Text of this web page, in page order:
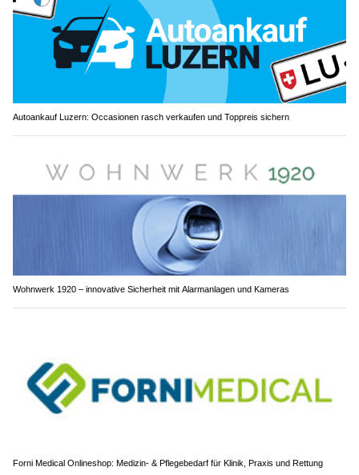
Autoankauf Luzern: Occasionen rasch verkaufen und Toppreis sichern
Wohnwerk 1920 – innovative Sicherheit mit Alarmanlagen und Kameras
Forni Medical Onlineshop: Medizin- & Pflegebedarf für Klinik, Praxis und Rettung